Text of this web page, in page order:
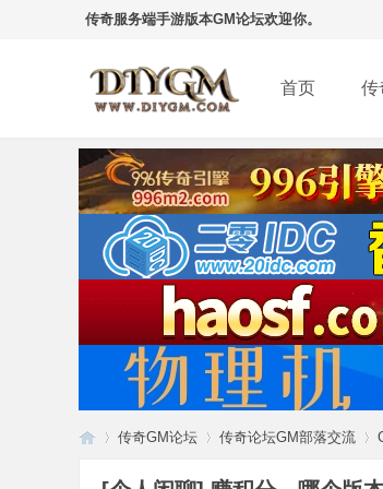
传奇服务端手游版本GM论坛欢迎你。
首页 传
传奇GM论坛 传奇论坛GM部落交流